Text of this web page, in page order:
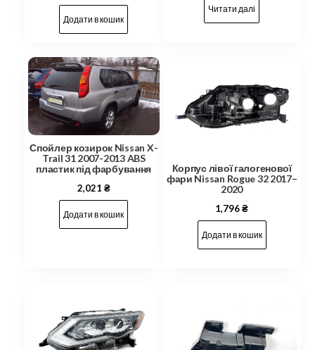
Додати в кошик
Читати далі
Спойлер козирок Nissan X-
Trail 31 2007-2013 ABS
пластик під фарбування
2,021 ₴
Додати в кошик
Корпус лівої галогенової
фари Nissan Rogue 32 2017–
2020
1,796₴
Додати в кошик